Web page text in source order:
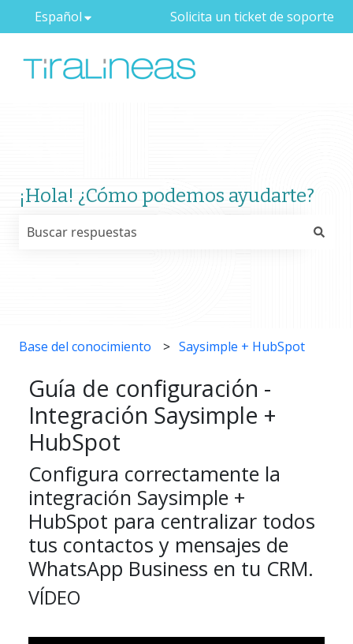
EspañolTraducciones de Mostrar submenú de
Solicita un ticket de soporte
¡Hola! ¿Cómo podemos ayudarte?
Base del conocimiento Saysimple + HubSpot
Guía de configuración -
Integración Saysimple +
HubSpot
Configura correctamente la
integración Saysimple +
HubSpot para centralizar todos
tus contactos y mensajes de
WhatsApp Business en tu CRM.
VÍDEO